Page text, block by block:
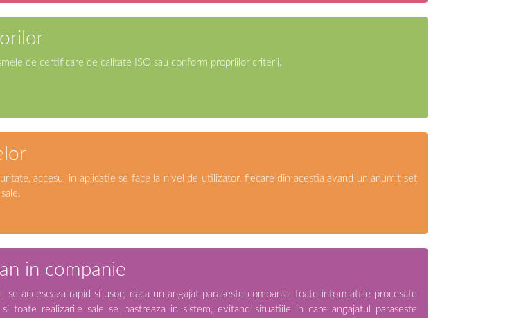
de certificare de calitate ISO sau conform propriilor criterii.
accesul in aplicatie se face la nivel de utilizator, fiecare din acestia avand un anumit set
in companie
se acceseaza rapid si usor; daca un angajat paraseste compania, toate informatiile procesate
toate realizarile sale se pastreaza in sistem, evitand situatiile in care angajatul paraseste